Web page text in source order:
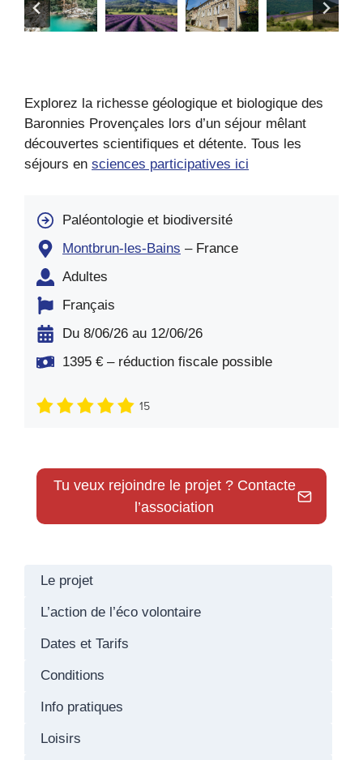
Explorez la richesse géologique et biologique des
Baronnies Provençales lors d’un séjour mêlant
découvertes scientifiques et détente. Tous les
séjours en sciences participatives ici
Paléontologie et biodiversité
Montbrun-les-Bains – France
Adultes
Français
Du 8/06/26 au 12/06/26
1395 € – réduction fiscale possible
15
Tu veux rejoindre le projet ? Contacte
l’association
Le projet
L’action de l’éco volontaire
Dates et Tarifs
Conditions
Info pratiques
Loisirs